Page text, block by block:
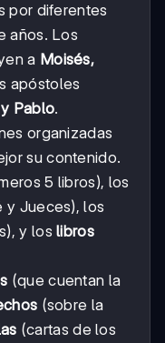
por diferentes
años. Los
a Moisés,
apóstoles
Pablo.
organizadas
su contenido.
5 libros), los
y Jueces), los
y loslibros
(que cuentan la
(sobre la
(cartas de los